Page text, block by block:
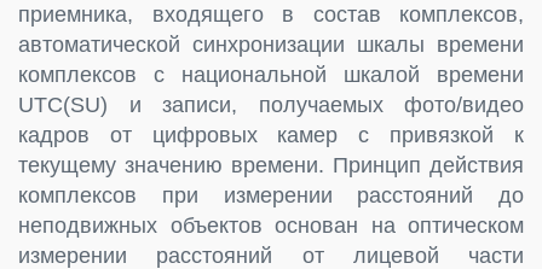
приемника, входящего в состав комплексов,
автоматической синхронизации шкалы времени
комплексов с национальной шкалой времени
UTC(SU) и записи, получаемых фото/видео
кадров от цифровых камер с привязкой к
текущему значению времени. Принцип действия
комплексов при измерении расстояний до
неподвижных объектов основан на оптическом
измерении расстояний от лицевой части